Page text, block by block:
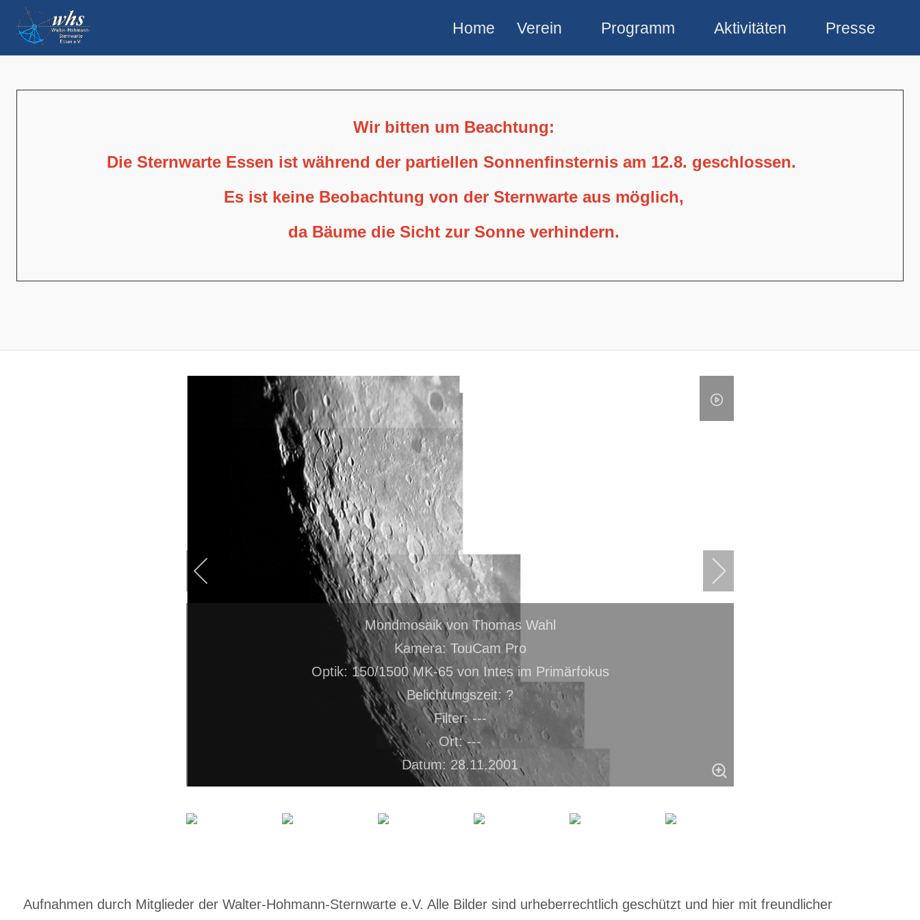
Home Verein Programm Aktivitäten Presse
Wir bitten um Beachtung:
Die Sternwarte Essen ist während der partiellen Sonnenfinsternis am 12.8. geschlossen.
Es ist keine Beobachtung von der Sternwarte aus möglich,
da Bäume die Sicht zur Sonne verhindern.
Mondmosaik von Thomas Wahl
Kamera: TouCam Pro
Optik: 150/1500 MK-65 von Intes im Primärfokus
Belichtungszeit: ?
Filter: ---
Ort: ---
Datum: 28.11.2001
Aufnahmen durch Mitglieder der Walter-Hohmann-Sternwarte e.V. Alle Bilder sind urheberrechtlich geschützt und hier mit freundlicher